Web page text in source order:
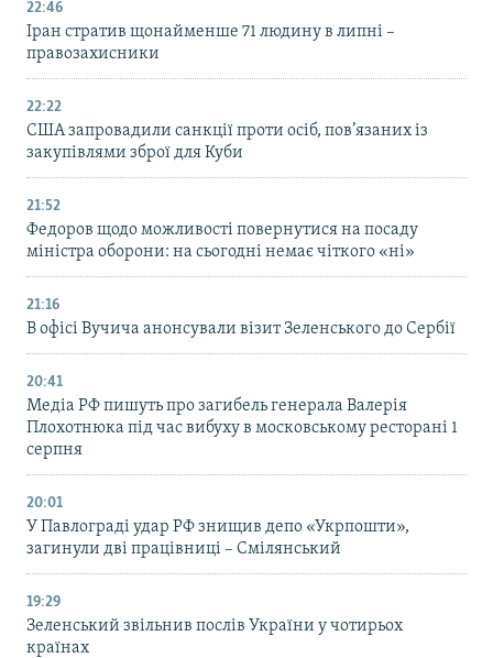
22:46
Іран стратив щонайменше 71 людину в липні –
правозахисники
22:22
США запровадили санкції проти осіб, пов’язаних із
закупівлями зброї для Куби
21:52
Федоров щодо можливості повернутися на посаду
міністра оборони: на сьогодні немає чіткого «ні»
21:16
В офісі Вучича анонсували візит Зеленського до Сербії
20:41
Медіа РФ пишуть про загибель генерала Валерія
Плохотнюка під час вибуху в московському ресторані 1
серпня
20:01
У Павлограді удар РФ знищив депо «Укрпошти»,
загинули дві працівниці – Смілянський
19:29
Зеленський звільнив послів України у чотирьох
країнах